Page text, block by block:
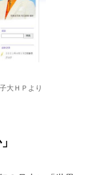
大ＨＰより